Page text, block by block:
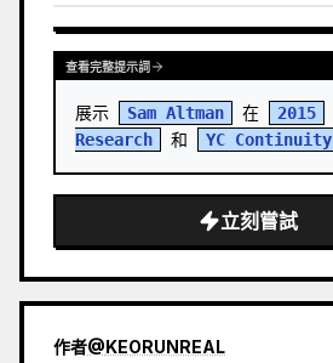
查看完整提示詞
展示 Sam Altman 在 2015
Research
和 YC Continuity
立刻嘗試
作者@KEORUNREAL